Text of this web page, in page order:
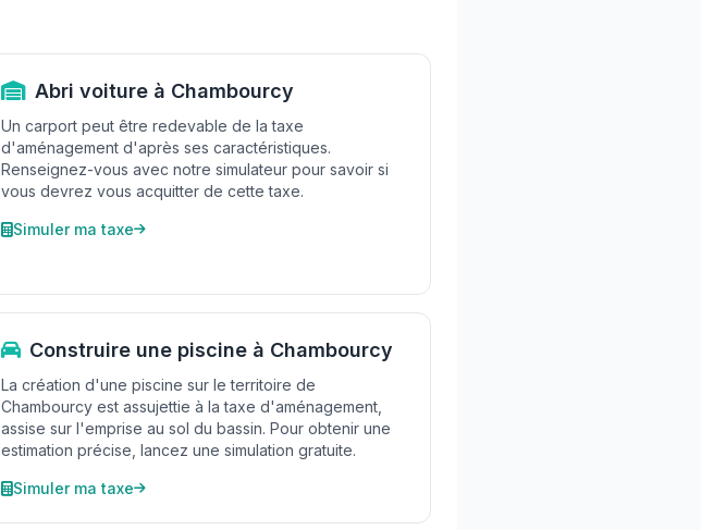
Abri voiture à Chambourcy
Un carport peut être redevable de la taxe
d'aménagement d'après ses caractéristiques.
Renseignez-vous avec notre simulateur pour savoir si
vous devrez vous acquitter de cette taxe.
Simuler ma taxe
Construire une piscine à Chambourcy
La création d'une piscine sur le territoire de
Chambourcy est assujettie à la taxe d'aménagement,
assise sur l'emprise au sol du bassin. Pour obtenir une
estimation précise, lancez une simulation gratuite.
Simuler ma taxe